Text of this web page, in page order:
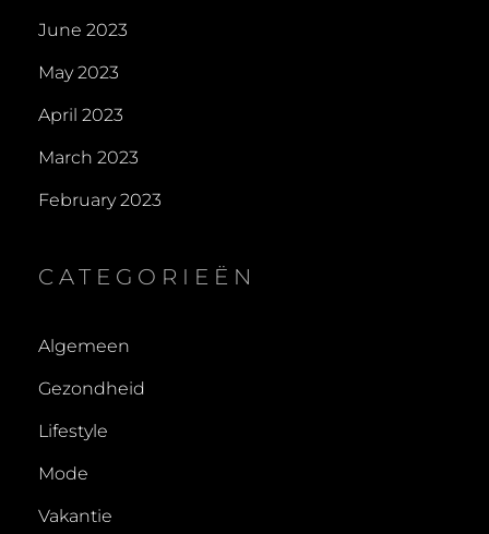
June 2023
May 2023
April 2023
March 2023
February 2023
CATEGORIEËN
Algemeen
Gezondheid
Lifestyle
Mode
Vakantie